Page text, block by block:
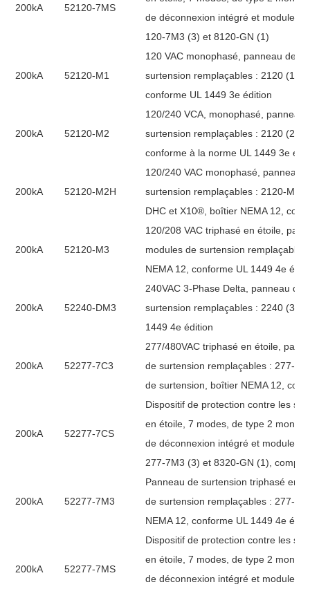
200kA 52120-7MS
de déconnexion intégré et modules
120-7M3 (3) et 8120-GN (1)
200kA 52120-M1
120 VAC monophasé, panneau de
surtension remplaçables : 2120 (1)
conforme UL 1449 3e édition
200kA 52120-M2
120/240 VCA, monophasé,
surtension remplaçables : 2120 (2)
conforme à la norme UL 1449 3e
200kA 52120-M2H
120/240 VAC monophasé, panneau
surtension remplaçables : 2120-
DHC et X10®, boîtier NEMA 12,
200kA 52120-M3
120/208 VAC triphasé en étoile,
modules de surtension
NEMA 12, conforme UL 1449 4e
200kA 52240-DM3
240VAC 3-Phase Delta, panneau de
surtension remplaçables : 2240 (3),
1449 4e édition
200kA 52277-7C3
277/480VAC triphasé en étoile,
de surtension remplaçables : 277-
de surtension, boîtier NEMA 12,
200kA 52277-7CS
Dispositif de protection contre les
en étoile, 7 modes, de type 2 monté
de déconnexion intégré et modules
277-7M3 (3) et 8320-GN (1),
200kA 52277-7M3
Panneau de surtension triphasé en
de surtension remplaçables : 277-
NEMA 12, conforme UL 1449 4e
200kA 52277-7MS
Dispositif de protection contre les
en étoile, 7 modes, de type 2 monté
de déconnexion intégré et modules